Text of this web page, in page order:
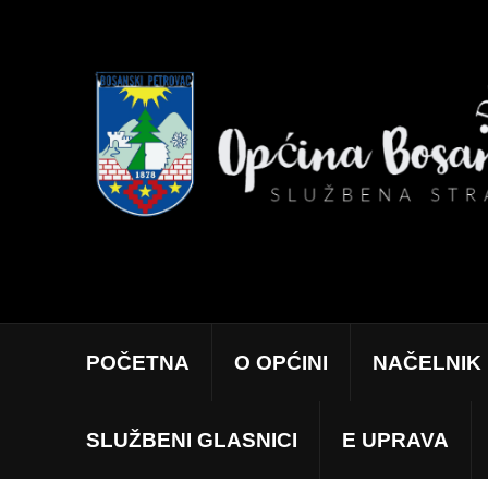
POČETNA O OPĆINI NAČELNIK
SLUŽBENI GLASNICI E UPRAVA